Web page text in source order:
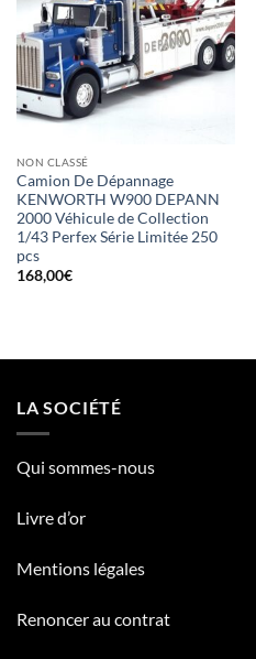
NON CLASSÉ
Camion De Dépannage
KENWORTH W900 DEPANN
2000 Véhicule de Collection
1/43 Perfex Série Limitée 250
pcs
168,00€
LA SOCIÉTÉ
Qui sommes-nous
Livre d’or
Mentions légales
Renoncer au contrat